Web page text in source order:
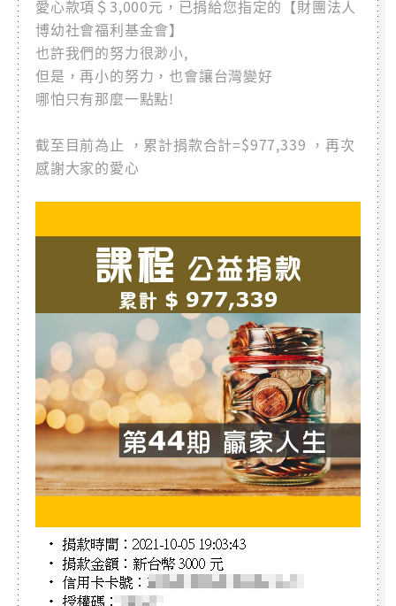
愛心款項＄3,000元，已捐給您指定的【財團法人
博幼社會福利基金會】
也許我們的努力很渺小,
但是，再小的努力，也會讓台灣變好
哪怕只有那麼一點點!
截至目前為止 ，累計捐款合計=$977,339 ，再次
感謝大家的愛心